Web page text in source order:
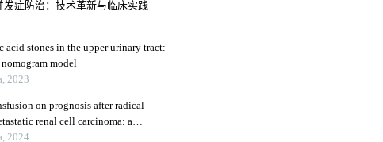
症防治：技术革新与临床实践
stones in the upper urinary tract:
model
2023
on prognosis after radical
renal cell carcinoma: a
2024